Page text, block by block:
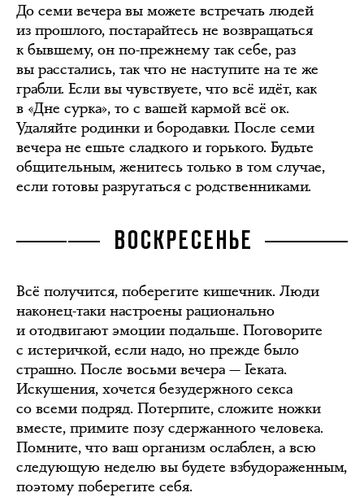
До семи вечера вы можете встречать людей
из прошлого, постарайтесь не возвращаться
к бывшему, он по-прежнему так себе, раз
вы расстались, так что не наступите на те же
грабли. Если вы чувствуете, что всё идёт, как
в «Дне сурка», то с вашей кармой всё ок.
Удаляйте родинки и бородавки. После семи
вечера не ешьте сладкого и горького. Будьте
общительным, женитесь только в том случае,
если готовы разругаться с родственниками.
ВОСКРЕСЕНЬЕ
Всё получится, поберегите кишечник. Люди
наконец-таки настроены рационально
и отодвигают эмоции подальше. Поговорите
с истеричкой, если надо, но прежде было
страшно. После восьми вечера — Геката.
Искушения, хочется безудержного секса
со всеми подряд. Потерпите, сложите ножки
вместе, примите позу сдержанного человека.
Помните, что ваш организм ослаблен, а всю
следующую неделю вы будете взбудораженным,
поэтому поберегите себя.